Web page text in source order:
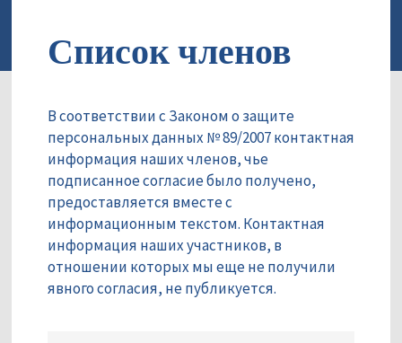
Список членов
В соответствии с Законом о защите
персональных данных № 89/2007 контактная
информация наших членов, чье
подписанное согласие было получено,
предоставляется вместе с
информационным текстом. Контактная
информация наших участников, в
отношении которых мы еще не получили
явного согласия, не публикуется.